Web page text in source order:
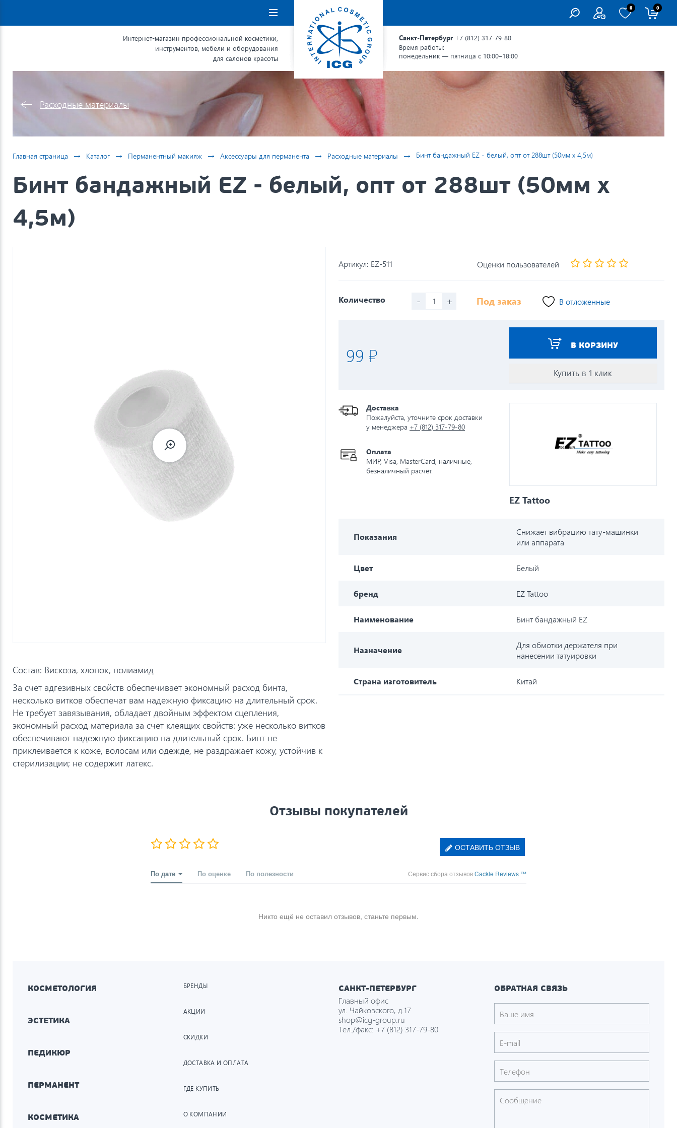
Навигация
0 0
Интернет-магазин профессиональной косметики,
инструментов, мебели и оборудования
для салонов красоты
Санкт-Петербург +7 (812) 317-79-80
Время работы:
понедельник — пятница с 10:00–18:00
Расходные материалы
Главная страница → Каталог → Перманентный макияж → Аксессуары для перманента → Расходные материалы → Бинт бандажный EZ - белый, опт от 288шт (50мм х 4,5м)
Бинт бандажный EZ - белый, опт от 288шт (50мм х
4,5м)
Состав: Вискоза, хлопок, полиамид
За счет адгезивных свойств обеспечивает экономный расход бинта,
несколько витков обеспечат вам надежную фиксацию на длительный срок.
Не требует завязывания, обладает двойным эффектом сцепления,
экономный расход материала за счет клеящих свойств: уже несколько витков
обеспечивают надежную фиксацию на длительный срок. Бинт не
приклеивается к коже, волосам или одежде, не раздражает кожу, устойчив к
стерилизации; не содержит латекс.
Артикул: EZ-511 Оценки пользователей
Количество - + Под заказ В отложенные
99 ₽ В КОРЗИНУ
Купить в 1 клик
Доставка
Пожалуйста, уточните срок доставки
у менеджера +7 (812) 317-79-80
Оплата
МИР, Visa, MasterCard, наличные,
безналичный расчёт.
EZ Tattoo
Показания
Снижает вибрацию тату-машинки
или аппарата
Цвет Белый
бренд EZ Tattoo
Наименование Бинт бандажный EZ
Назначение
Для обмотки держателя при
нанесении татуировки
Страна изготовитель Китай
Отзывы покупателей
ОСТАВИТЬ ОТЗЫВ
По дате По оценке По полезности Сервис сбора отзывовCackle Reviews ™
Никто ещё не оставил отзывов, станьте первым.
КОСМЕТОЛОГИЯ
ЭСТЕТИКА
ПЕДИКЮР
ПЕРМАНЕНТ
КОСМЕТИКА
БРЕНДЫ
АКЦИИ
СКИДКИ
ДОСТАВКА И ОПЛАТА
ГДЕ КУПИТЬ
О КОМПАНИИ
САНКТ-ПЕТЕРБУРГ
Главный офис
ул. Чайковского, д.17
shop@icg-group.ru
Тел./факс: +7 (812) 317-79-80
ОБРАТНАЯ СВЯЗЬ